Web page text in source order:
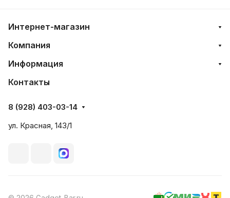
Интернет-магазин
Компания
Информация
Контакты
8 (928) 403-03-14
ул. Красная, 143/1